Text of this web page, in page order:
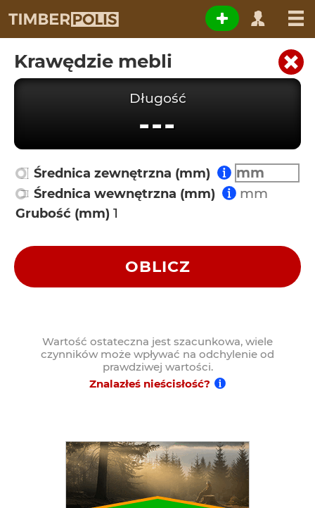
Krawędzie mebli
Długość
---
Średnica zewnętrzna (mm)
Średnica wewnętrzna (mm)
Grubość (mm)
OBLICZ
Wartość ostateczna jest szacunkowa, wiele
czynników może wpływać na odchylenie od
prawdziwej wartości.
Znalazłeś nieścisłość?